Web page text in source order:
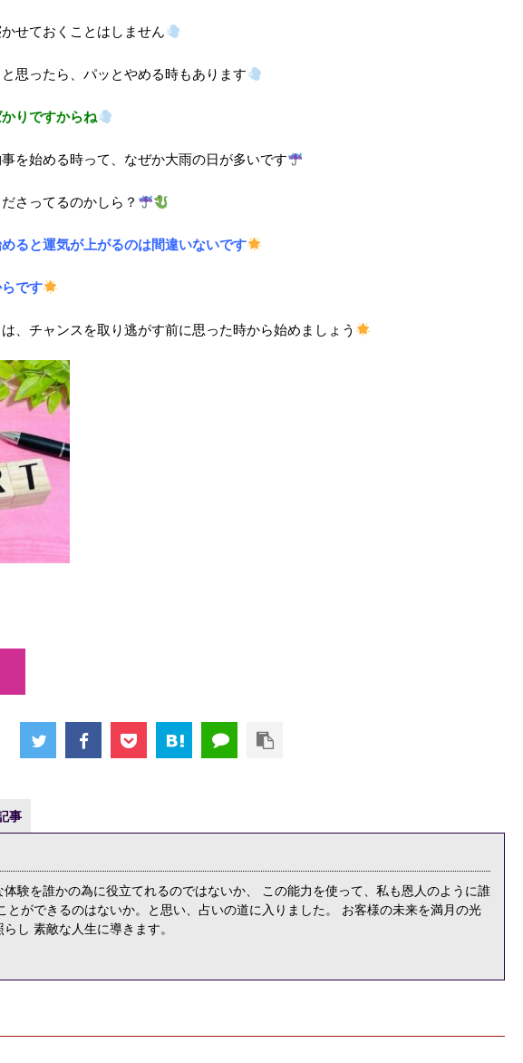
せておくことはしません
思ったら、パッとやめる時もあります
りですからね
を始める時って、なぜか大雨の日が多いです
さってるのかしら？
ると運気が上がるのは間違いないです
です
、チャンスを取り逃がす前に思った時から始めましょう
事
験を誰かの為に役立てれるのではないか、 この能力を使って、私も恩人のように誰
とができるのはないか。と思い、占いの道に入りました。 お客様の未来を満月の光
し 素敵な人生に導きます。